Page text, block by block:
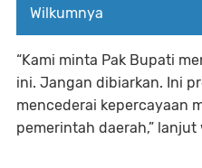
Wilkumnya
“Kami minta Pak Bupati
ini. Jangan dibiarkan. Ini
mencederai kepercayaan
pemerintah daerah,”